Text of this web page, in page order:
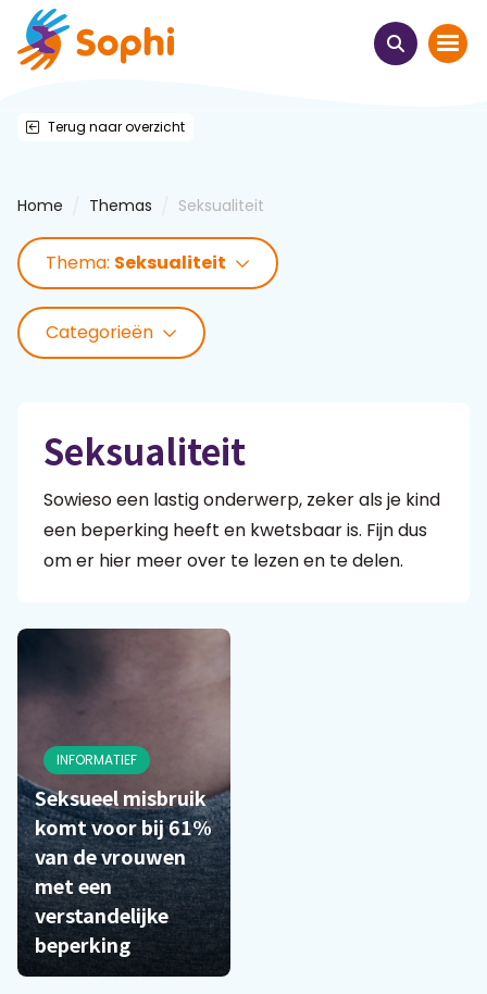
Thema's
Uit het hart
Leren & ontmoeten
Praat mee
Mijn
Terug naar overzicht
Home Themas Seksualiteit
Thema: Seksualiteit
Categorieën
Seksualiteit
Sowieso een lastig onderwerp, zeker als je kind
een beperking heeft en kwetsbaar is. Fijn dus
om er hier meer over te lezen en te delen.
INFORMATIEF
Seksueel misbruik
komt voor bij 61%
van de vrouwen
met een
verstandelijke
beperking